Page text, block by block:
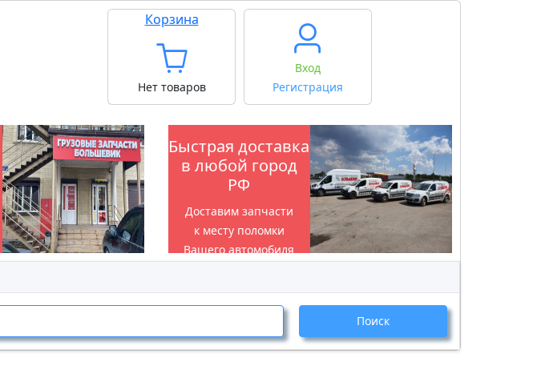
Корзина
Нет товаров
Вход
Регистрация
Быстрая доставка
в любой город
РФ
Доставим запчасти
к месту поломки
Вашего автомобиля
Поиск